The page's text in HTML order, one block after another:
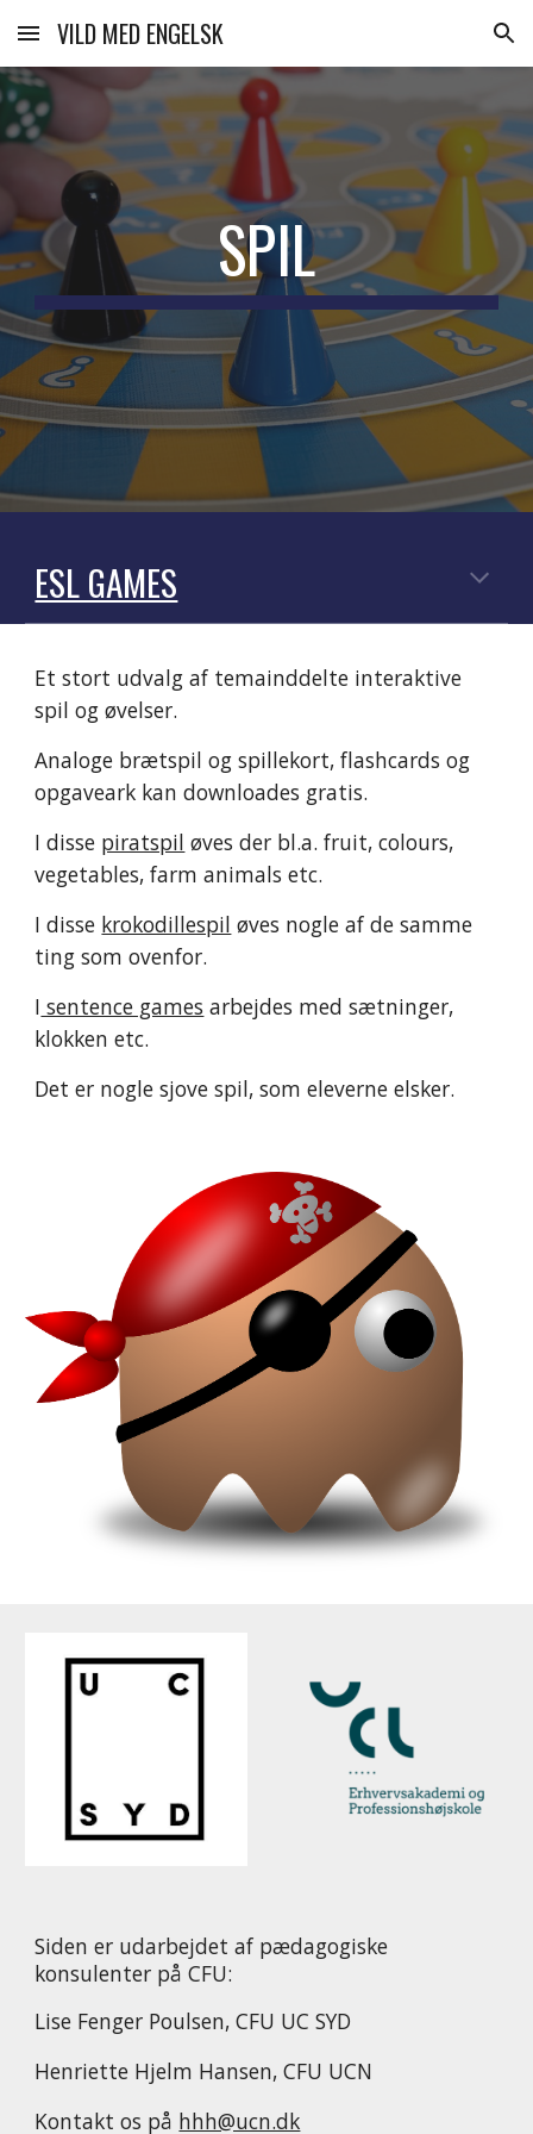
Skip to main content Skip to navigation
VILD MED ENGELSK
SPIL
ESL GAMES
Et stort udvalg af temainddelte interaktive
spil og øvelser.
Analoge brætspil og spillekort, flashcards og
opgaveark kan downloades gratis.
I disse piratspil øves der bl.a. fruit, colours,
vegetables, farm animals etc.
I disse krokodillespil øves nogle af de samme
ting som ovenfor.
I sentence games arbejdes med sætninger,
klokken etc.
Det er nogle sjove spil, som eleverne elsker.
Siden er udarbejdet af pædagogiske
konsulenter på CFU:
Lise Fenger Poulsen, CFU UC SYD
Henriette Hjelm Hansen, CFU UCN
Kontakt os på hhh@ucn.dk